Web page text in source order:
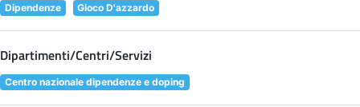
Dipendenze Gioco D'azzardo
Dipartimenti/Centri/Servizi
Centro nazionale dipendenze e doping